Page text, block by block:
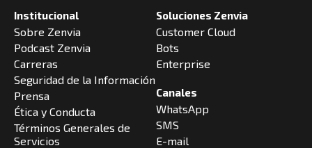
Institucional
Sobre Zenvia
Podcast Zenvia
Carreras
Seguridad de la Información
Prensa
Ética y Conducta
Términos Generales de
Servicios
Soluciones Zenvia
Customer Cloud
Bots
Enterprise
Canales
WhatsApp
SMS
E-mail